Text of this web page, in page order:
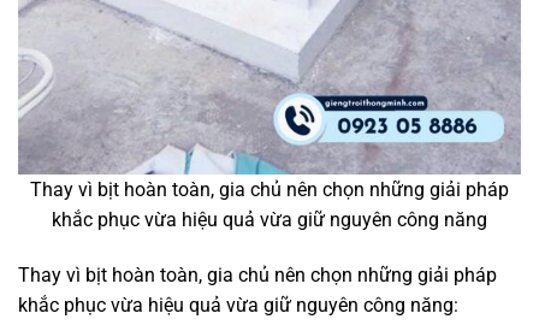
Thay vì bịt hoàn toàn, gia chủ nên chọn những giải pháp
khắc phục vừa hiệu quả vừa giữ nguyên công năng
Thay vì bịt hoàn toàn, gia chủ nên chọn những giải pháp
khắc phục vừa hiệu quả vừa giữ nguyên công năng: